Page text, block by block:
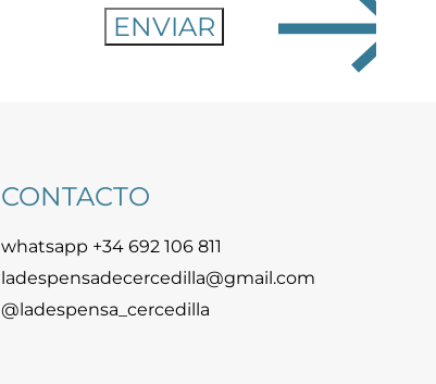
CONTACTO
whatsapp +34 692 106 811
ladespensadecercedilla@gmail.com
@ladespensa_cercedilla